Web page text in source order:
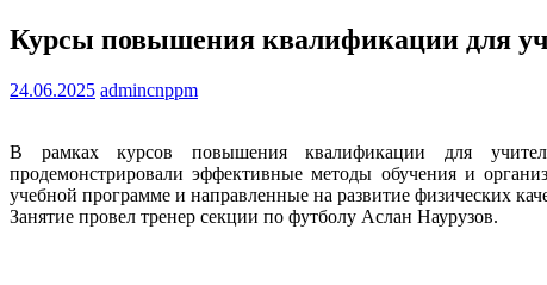
Курсы повышения квалификации для
24.06.2025 admincnppm
В рамках курсов повышения квалификации для
продемонстрировали эффективные методы обучения и
учебной программе и направленные на развитие физических
Занятие провел тренер секции по футболу Аслан Наурузов.